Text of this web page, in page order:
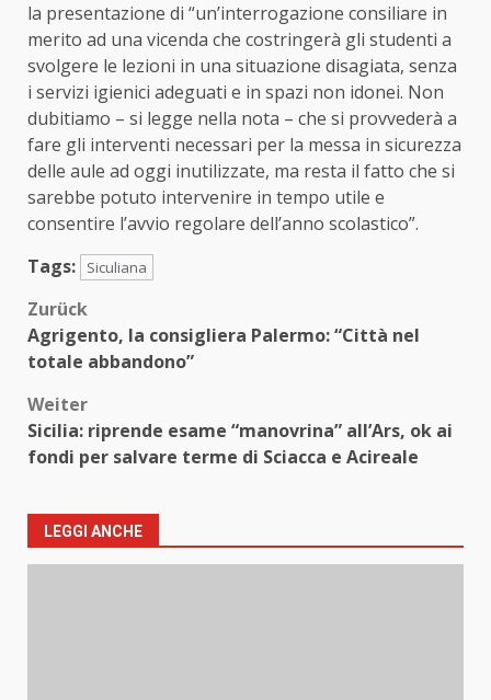
la presentazione di “un’interrogazione consiliare in
merito ad una vicenda che costringerà gli studenti a
svolgere le lezioni in una situazione disagiata, senza
i servizi igienici adeguati e in spazi non idonei. Non
dubitiamo – si legge nella nota – che si provvederà a
fare gli interventi necessari per la messa in sicurezza
delle aule ad oggi inutilizzate, ma resta il fatto che si
sarebbe potuto intervenire in tempo utile e
consentire l’avvio regolare dell’anno scolastico”.
Tags:
Siculiana
Beitragsnavigation
Zurück
Agrigento, la consigliera Palermo: “Città nel
totale abbandono”
Weiter
Sicilia: riprende esame “manovrina” all’Ars, ok ai
fondi per salvare terme di Sciacca e Acireale
LEGGI ANCHE